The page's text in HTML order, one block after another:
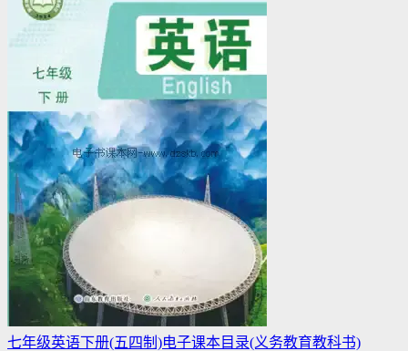
七年级英语下册(五四制)电子课本目录(义务教育教科书)